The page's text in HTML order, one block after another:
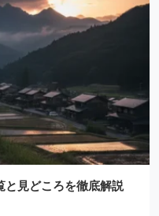
と見どころを徹底解説